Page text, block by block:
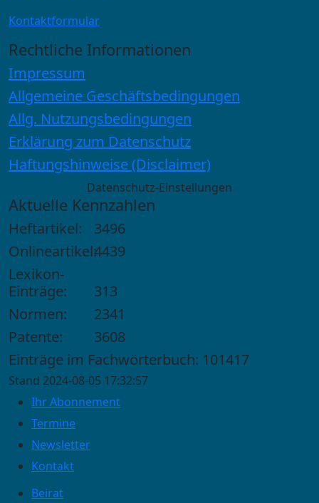
Kontaktformular
Rechtliche Informationen
Impressum
Allgemeine Geschäftsbedingungen
Allg. Nutzungsbedingungen
Erklärung zum Datenschutz
Haftungshinweise (Disclaimer)
Datenschutz-Einstellungen
Aktuelle Kennzahlen
Heftartikel:
3496
Onlineartikel:4439
Lexikon-
Einträge:
313
Normen:
2341
Patente:
3608
Einträge im Fachwörterbuch: 101417
Stand 2024-08-05 17:32:57
Ihr Abonnement
Termine
Newsletter
Kontakt
Beirat